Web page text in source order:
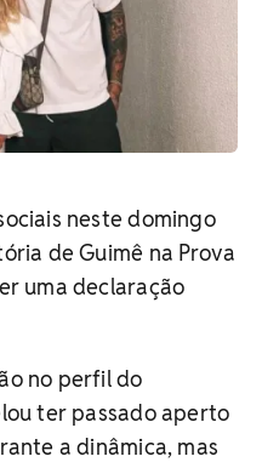
neste domingo
de Guimê na Prova
uma declaração
no perfil do
ter passado aperto
a dinâmica, mas